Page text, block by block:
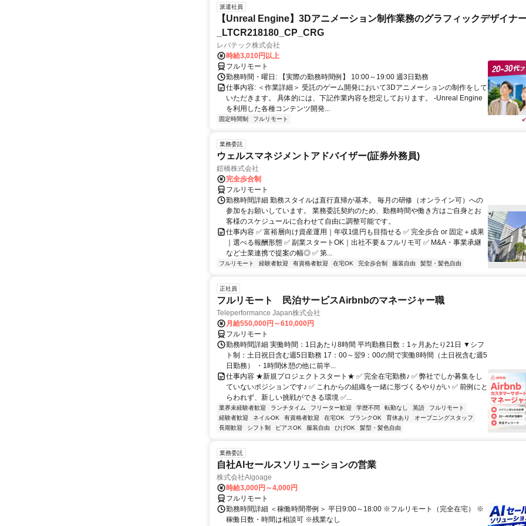
派遣社員
【Unreal Engine】3Dアニメーション制作業務のグラフィックデザイナ
_LTCR218180_CP_CRG
レバテック株式会社
時給3,010円以上
フルリモート
勤務時間・曜日: 【実際の勤務時間例】 10:00～19:00 週3日勤務
仕事内容: ＜作業詳細＞ 受託のゲーム開発において3Dアニメーションの制作をして
いただきます。 具体的には、下記作業内容を想定しております。 -Unreal Engine
を利用した各種コンテンツ開発...
固定時間制 フルリモート
業務委託
ウェルスマネジメントアドバイザー(証券外務員)
鎧橋株式会社
完全歩合制
フルリモート
勤務時間詳細 勤務スタイルは直行直帰が基本。 毎月の研修（オンライン可）への
参加をお願いしています。 業務委託契約のため、勤務時間や働き方はご自身とお
客様のスケジュールに合わせて自由に調整可能です。
仕事内容 ✅ 富裕層向け資産運用｜年収1億円も目指せる ✅ 完全歩合 or 固定＋成果
｜選べる報酬形態 ✅ 副業スタートOK｜出社不要＆フルリモ可 ✅ M&A・事業承継
など士業連携で提案の幅◎ ✅ 第...
フルリモート 経験者歓迎 有資格者歓迎 在宅OK 完全歩合制 服装自由 髪型・髪色自由
正社員
フルリモート 民泊サービスAirbnbのマネージャー職
Teleperformance Japan株式会社
月給550,000円～610,000円
フルリモート
勤務時間詳細 実働時間：1日あたり8時間 平均勤務日数：1ヶ月あたり21日 ▼シフ
ト制：土日祝日含む週5日勤務 17：00～翌9：00の間で実働8時間（土日祝含む週5
日勤務） ・1時間休憩の他に前半...
仕事内容 ★新規プロジェクトスタート★ ✅ 完全在宅勤務♪ ✅ 弊社でしか募集をし
ていないポジションです♪ ✅ これからの組織を一緒に形づくるやりがい ✅ 前例にと
らわれず、新しい挑戦ができる環境 ✅...
業界未経験者歓迎 ランチタイム フリーター歓迎 学歴不問 転勤なし 英語
フルリモート
経験者歓迎
ネイルOK 有資格者歓迎 在宅OK ブランクOK 育休あり
オープニングスタッフ
長期歓迎
シフト制 ピアスOK 服装自由 ひげOK 髪型・髪色自由
業務委託
自社AIセールスソリューションの営業
株式会社Algoage
時給3,000円～4,000円
フルリモート
勤務時間詳細 ＜稼働時間帯例＞ 平日9:00～18:00 ※フルリモート（完全在宅） ※
稼働日数・時間は相談可 ※残業なし